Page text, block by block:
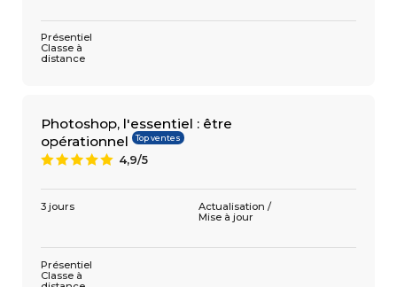
Présentiel
Classe à
distance
Photoshop, l'essentiel : être
opérationnel
Top ventes
A 4,9/5
3 jours
Actualisation /
Mise à jour
Présentiel
Classe à